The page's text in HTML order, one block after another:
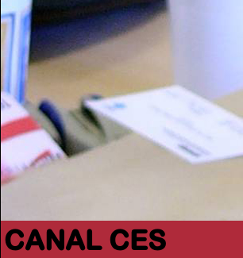
CANAL CES